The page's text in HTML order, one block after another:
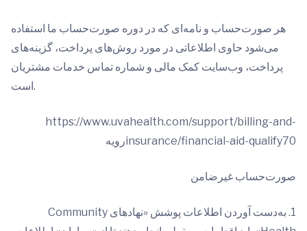
هر صورت‌حساب و نامه‌ای که در دوره صورت‌حساب ما استفاده
می‌شود حاوی اطلاعاتی در مورد روش‌های پرداخت، گزینه‌های
پرداخت، وب‌سایت کمک مالی و شماره تماس خدمات مشتریان
است.
https://www.uvahealth.com/support/billing-and-
insurance/financial-aid-qualify70رویه
صورت‌حساب غیرضامن
1. به‌دست آوردن اطلاعات پوشش «نهادهای Community